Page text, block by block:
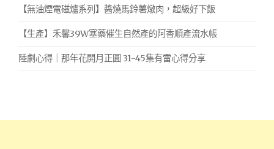
【無油煙電磁爐系列】醬燒馬鈴薯燉肉，超級好下飯
【生產】禾馨39W塞藥催生自然產的阿香順產流水帳
陸劇心得｜那年花開月正圓 31-45集有雷心得分享